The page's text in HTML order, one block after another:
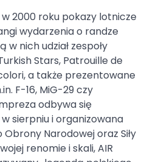
2000 roku pokazy lotnicze
wydarzenia o randze
w nich udział zespoły
Stars, Patrouille de
a także prezentowane
F-16, MiG-29 czy
odbywa się
sierpniu i organizowana
Narodowej oraz Siły
renomie i skali, AIR